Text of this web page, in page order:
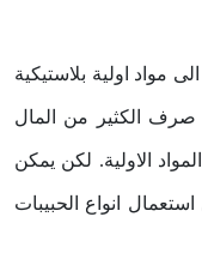
مواد اولية بلاستيكية
صرف الكثير من المال
الاولية. لكن يمكن
انواع الحبيبات